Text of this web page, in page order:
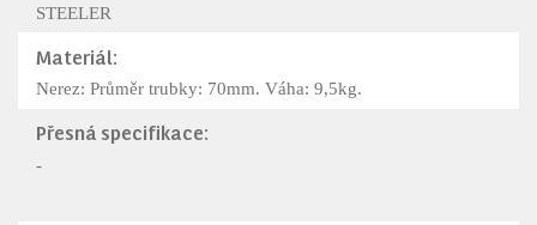
STEELER
Materiál:
Nerez: Průměr trubky: 70mm. Váha: 9,5kg.
Přesná specifikace:
-